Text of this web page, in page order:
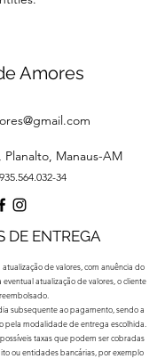
Amores
Planalto, Manaus-AM
935.564.032-34
DE ENTREGA
de valores, com anuência do
atualização de valores, o cliente
subsequente ao pagamento, sendo a
pela modalidade de entrega escolhida.
taxas que podem ser cobradas
ou entidades bancárias, por exemplo